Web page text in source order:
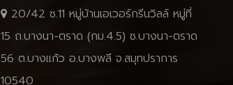
20/42 ซ.11 หมู่บ้านเอเวอร์กรีนวิลล์ หมู่ที่
15 ถ.บางนา-ตราด (กม.4.5) ซ.บางนา-ตราด
56 ต.บางแก้ว อ.บางพลี จ.สมุทปราการ
10540